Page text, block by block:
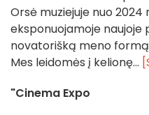
Orsė muziejuje nuo 2024
eksponuojamoje naujoje
novatorišką meno formą
Mes leidomės į kelionę...
"Cinema Expo